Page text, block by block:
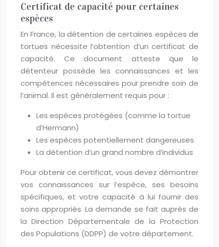
Certificat de capacité pour certaines
espèces
En France, la détention de certaines espèces de
tortues nécessite l’obtention d’un certificat de
capacité. Ce document atteste que le
détenteur possède les connaissances et les
compétences nécessaires pour prendre soin de
l’animal. Il est généralement requis pour :
Les espèces protégées (comme la tortue
d’Hermann)
Les espèces potentiellement dangereuses
La détention d’un grand nombre d’individus
Pour obtenir ce certificat, vous devez démontrer
vos connaissances sur l’espèce, ses besoins
spécifiques, et votre capacité à lui fournir des
soins appropriés. La demande se fait auprès de
la Direction Départementale de la Protection
des Populations (DDPP) de votre département.